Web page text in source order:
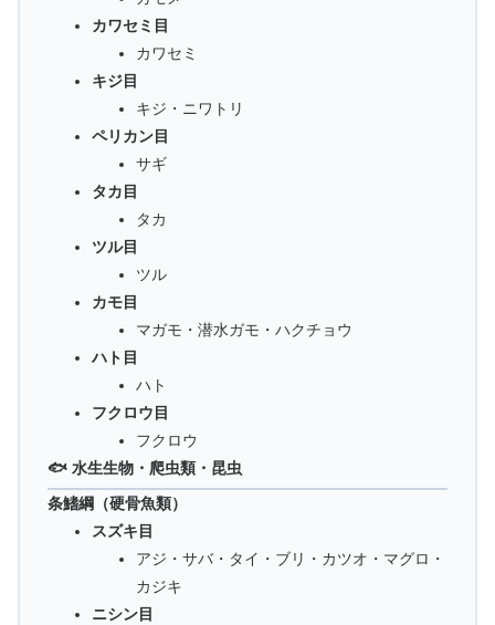
カワセミ目
カワセミ
キジ目
キジ・ニワトリ
ペリカン目
サギ
タカ目
タカ
ツル目
ツル
カモ目
マガモ・潜水ガモ・ハクチョウ
ハト目
ハト
フクロウ目
フクロウ
🐟 水生生物・爬虫類・昆虫
条鰭綱（硬骨魚類）
スズキ目
アジ・サバ・タイ・ブリ・カツオ・マグロ・
カジキ
ニシン目